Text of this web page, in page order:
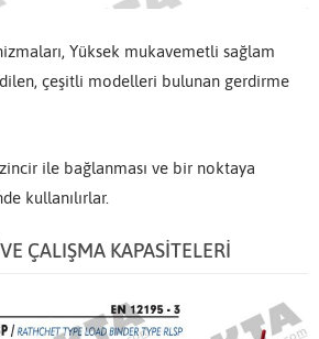
Yüksek mukavemetli sağlam
çeşitli modelleri bulunan gerdirme
ile bağlanması ve bir noktaya
kullanılırlar.
ÇALIŞMA KAPASİTELERİ